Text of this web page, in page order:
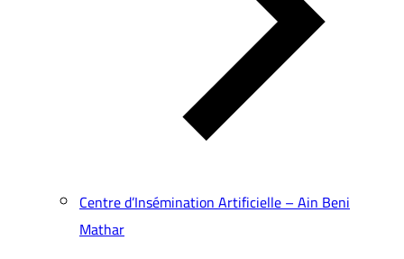
Centre d’Insémination Artificielle – Ain Beni
Mathar